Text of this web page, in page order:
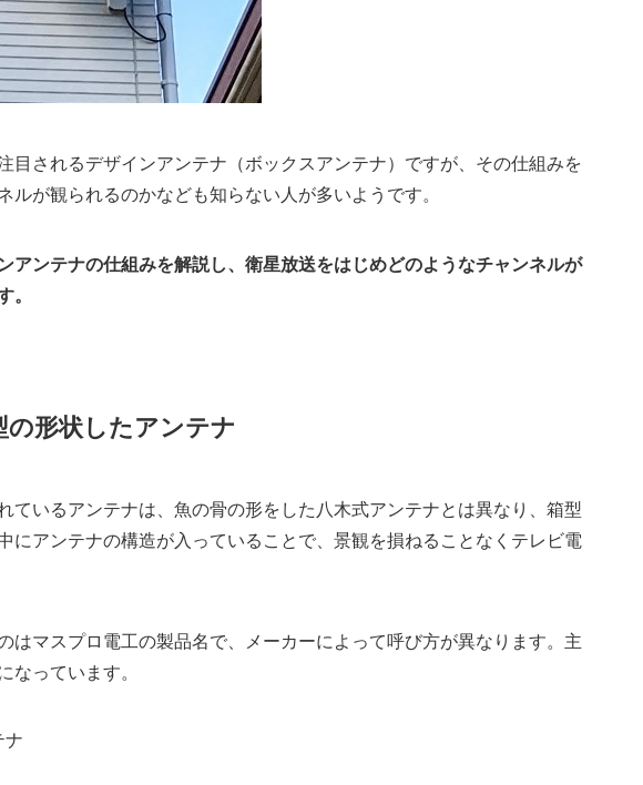
目されるデザインアンテナ（ボックスアンテナ）ですが、その仕組みを
が観られるのかなども知らない人が多いようです。
アンテナの仕組みを解説し、衛星放送をはじめどのようなチャンネルが
形状したアンテナ
ているアンテナは、魚の骨の形をした八木式アンテナとは異なり、箱型
にアンテナの構造が入っていることで、景観を損ねることなくテレビ電
はマスプロ電工の製品名で、メーカーによって呼び方が異なります。主
っています。